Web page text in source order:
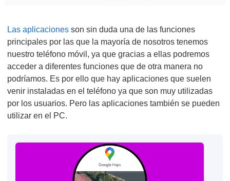
Las aplicaciones son sin duda una de las funciones
principales por las que la mayoría de nosotros tenemos
nuestro teléfono móvil, ya que gracias a ellas podremos
acceder a diferentes funciones que de otra manera no
podríamos. Es por ello que hay aplicaciones que suelen
venir instaladas en el teléfono ya que son muy utilizadas
por los usuarios. Pero las aplicaciones también se pueden
utilizar en el PC.